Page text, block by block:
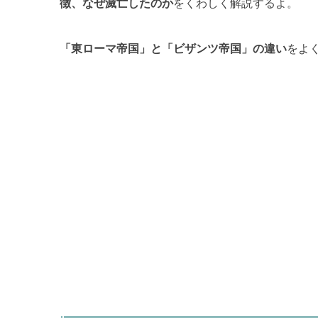
徴、なぜ滅亡したのかをくわしく解説するよ。
「東ローマ帝国」と「ビザンツ帝国」の違いをよ